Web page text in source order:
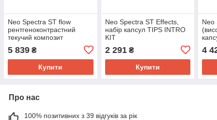
Neo Spectra ST flow
рентгеноконтрастний
текучий композит
світлового набір шприців
INTRO KIT, Dentsply Sirona
5 839 ₴
Купити
Neo Spectra ST Effects,
набір капсул TIPS INTRO
KIT
2 291₴
Купити
Neo
4
Про нас
100% позитивних з 39 відгуків за рік